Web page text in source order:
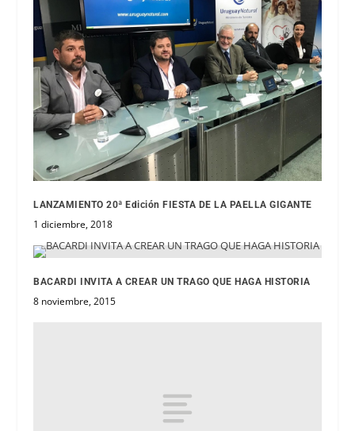
LANZAMIENTO 20ª Edición FIESTA DE LA PAELLA GIGANTE
1 diciembre, 2018
BACARDI INVITA A CREAR UN TRAGO QUE HAGA HISTORIA
8 noviembre, 2015